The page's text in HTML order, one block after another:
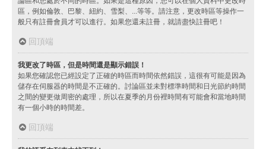
區，例如倫敦、巴黎、紐約、雪梨、...等等。請注意，更改時區等操作一
般只有註冊會員才可以進行。如果您還未註冊，就請盡快註冊吧！
回頂端
我更改了時區，但是時間還是顯示錯誤！
如果您確認您已經設定了正確的時區而時間依然錯誤，這很有可能是因為
儲存在伺服器的時間是不正確的。討論區並未對標準時間和日光節約時間
之間的變更做周密的處理，所以在夏季的月份裡時間有可能會和當地時間
有一個小時的時間差。
回頂端